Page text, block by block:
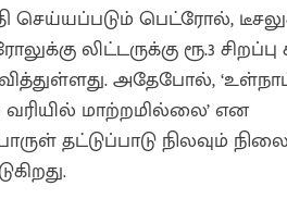
செய்யப்படும் பெட்ரோல்,
லிட்டருக்கு ரூ.3 சிறப்பு
அதேபோல்,
மாற்றமில்லை’ என
தட்டுப்பாடு நிலவும்